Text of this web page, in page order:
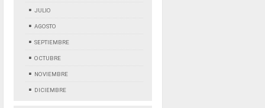
JULIO
AGOSTO
SEPTIEMBRE
OCTUBRE
NOVIEMBRE
DICIEMBRE